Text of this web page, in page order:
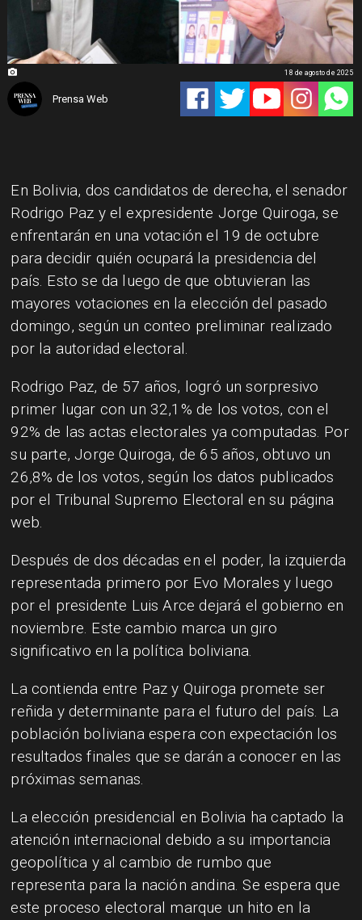
Prensa Web
18 de agosto de 2025
En Bolivia, dos candidatos de derecha, el senador
Rodrigo Paz y el expresidente Jorge Quiroga, se
enfrentarán en una votación el 19 de octubre
para decidir quién ocupará la presidencia del
país. Esto se da luego de que obtuvieran las
mayores votaciones en la elección del pasado
domingo, según un conteo preliminar realizado
por la autoridad electoral.
Rodrigo Paz, de 57 años, logró un sorpresivo
primer lugar con un 32,1% de los votos, con el
92% de las actas electorales ya computadas. Por
su parte, Jorge Quiroga, de 65 años, obtuvo un
26,8% de los votos, según los datos publicados
por el Tribunal Supremo Electoral en su página
web.
Después de dos décadas en el poder, la izquierda
representada primero por Evo Morales y luego
por el presidente Luis Arce dejará el gobierno en
noviembre. Este cambio marca un giro
significativo en la política boliviana.
La contienda entre Paz y Quiroga promete ser
reñida y determinante para el futuro del país. La
población boliviana espera con expectación los
resultados finales que se darán a conocer en las
próximas semanas.
La elección presidencial en Bolivia ha captado la
atención internacional debido a su importancia
geopolítica y al cambio de rumbo que
representa para la nación andina. Se espera que
este proceso electoral marque un hito en la